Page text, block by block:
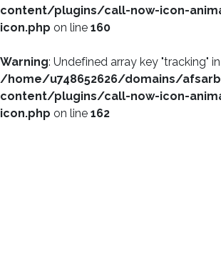
content/plugins/call-now-icon-
icon.php on line 160
Warning: Undefined array key "tracking" in
/home/u748652626/domains/
content/plugins/call-now-icon-
icon.php on line 162